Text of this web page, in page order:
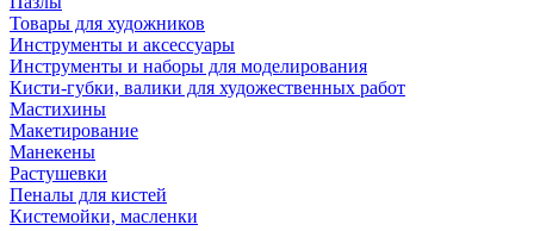
Товары для художников
Инструменты и аксессуары
Инструменты и наборы для моделирования
Кисти-губки, валики для художественных работ
Мастихины
Макетирование
Манекены
Растушевки
Пеналы для кистей
Кистемойки, масленки